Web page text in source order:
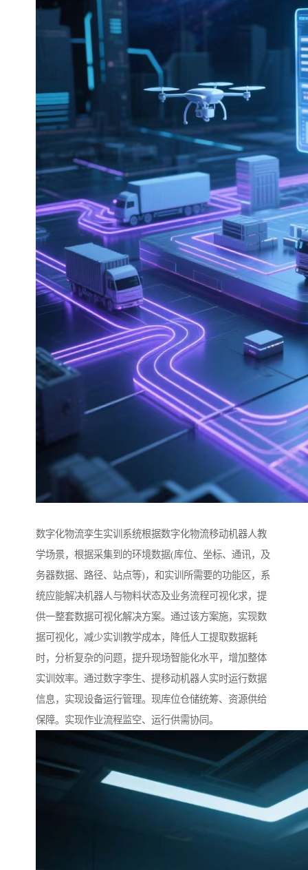
数字化物流孪生实训系统根据数字化物流移动机器人教
学场景，根据采集到的环境数据(库位、坐标、通讯，及
务器数据、路径、站点等)，和实训所需要的功能区，系
统应能解决机器人与物料状态及业务流程可视化求，提
供一整套数据可视化解决方案。通过该方案施，实现数
据可视化，减少实训教学成本，降低人工提取数据耗
时，分析复杂的问题，提升现场智能化水平，增加整体
实训效率。通过数字李生、提移动机器人实时运行数据
信息，实现设备运行管理。现库位仓储统筹、资源供给
保障。实现作业流程监空、运行供需协同。